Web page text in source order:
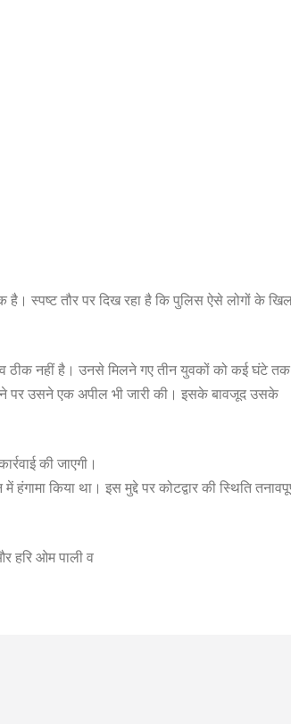
स्पष्ट तौर पर दिख रहा है कि पुलिस ऐसे लोगों के
ठीक नहीं है। उनसे मिलने गए तीन युवकों को कई घंटे तक
पर उसने एक अपील भी जारी की। इसके बावजूद उसके
की जाएगी।
किया था। इस मुद्दे पर कोटद्वार की स्थिति
हरि ओम पाली व